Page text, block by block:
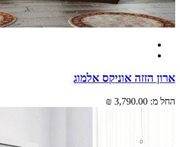
ארון הזזה אוניקס אלמוג
החל מ: 3,790.00 ₪